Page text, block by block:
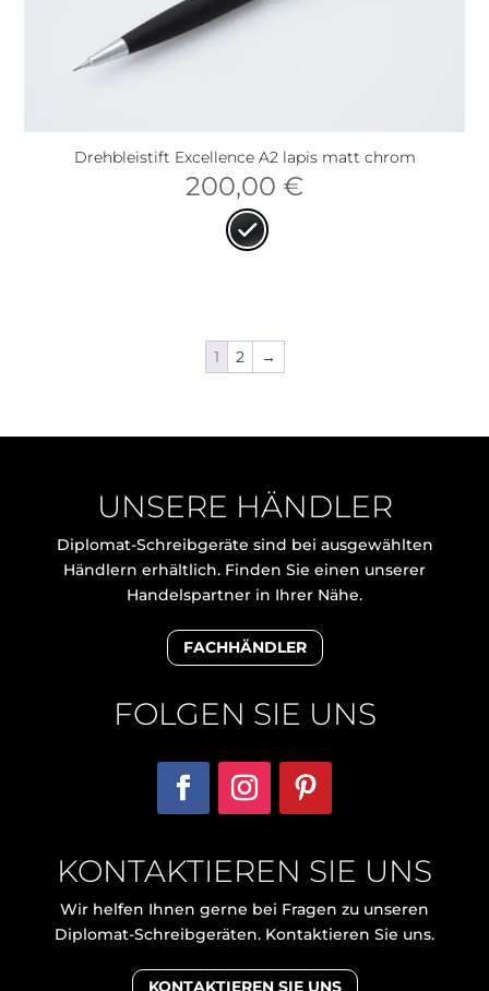
Drehbleistift Excellence A2 lapis matt chrom
200,00 €
1 2 →
UNSERE HÄNDLER
Diplomat-Schreibgeräte sind bei ausgewählten
Händlern erhältlich. Finden Sie einen unserer
Handelspartner in Ihrer Nähe.
FACHHÄNDLER
FOLGEN SIE UNS
KONTAKTIEREN SIE UNS
Wir helfen Ihnen gerne bei Fragen zu unseren
Diplomat-Schreibgeräten. Kontaktieren Sie uns.